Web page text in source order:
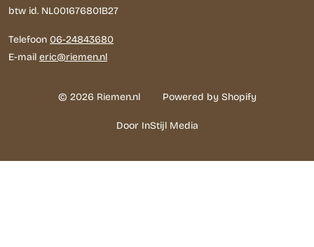
btw id. NL001676801B27
Telefoon 06-24843680
E-mail eric@riemen.nl
© 2026 Riemen.nl Powered by Shopify
Door InStijl Media